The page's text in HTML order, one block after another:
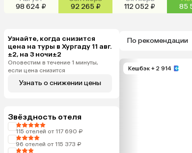
98 624 ₽
92 265 ₽
112 052 ₽
85
Узнайте, когда снизится
цена на туры в Хургаду 11 авг.
±2, на 3 ночи±2
Оповестим в течение 1 минуты,
если цена снизится
Узнать о снижении цены
Звёздность отеля
115 отелей от 117 690 ₽
96 отелей от 115 373 ₽
По рекомендации
Кешбэк + 2 914